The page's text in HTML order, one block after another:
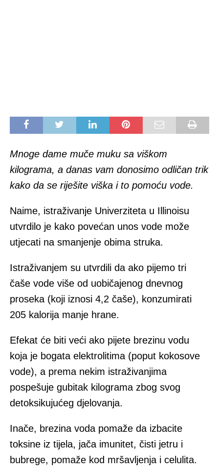
Mnoge dame muče muku sa viškom
kilograma, a danas vam donosimo odličan trik
kako da se riješite viška i to pomoću vode.
Naime, istraživanje Univerziteta u Illinoisu
utvrdilo je kako povećan unos vode može
utjecati na smanjenje obima struka.
Istraživanjem su utvrdili da ako pijemo tri
čaše vode više od uobičajenog dnevnog
proseka (koji iznosi 4,2 čaše), konzumirati
205 kalorija manje hrane.
Efekat će biti veći ako pijete brezinu vodu
koja je bogata elektrolitima (poput kokosove
vode), a prema nekim istraživanjima
pospešuje gubitak kilograma zbog svog
detoksikujućeg djelovanja.
Inače, brezina voda pomaže da izbacite
toksine iz tijela, jača imunitet, čisti jetru i
bubrege, pomaže kod mršavljenja i celulita.